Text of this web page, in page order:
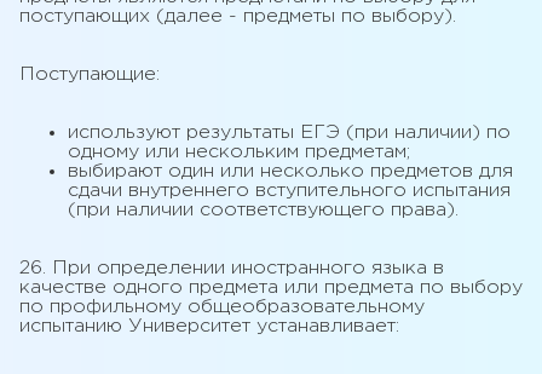
поступающих (далее - предметы по выбору).
Поступающие:
используют результаты ЕГЭ (при наличии) по
одному или нескольким предметам;
выбирают один или несколько предметов для
сдачи внутреннего вступительного испытания
(при наличии соответствующего права).
26. При определении иностранного языка в
качестве одного предмета или предмета по выбору
по профильному общеобразовательному
испытанию Университет устанавливает: